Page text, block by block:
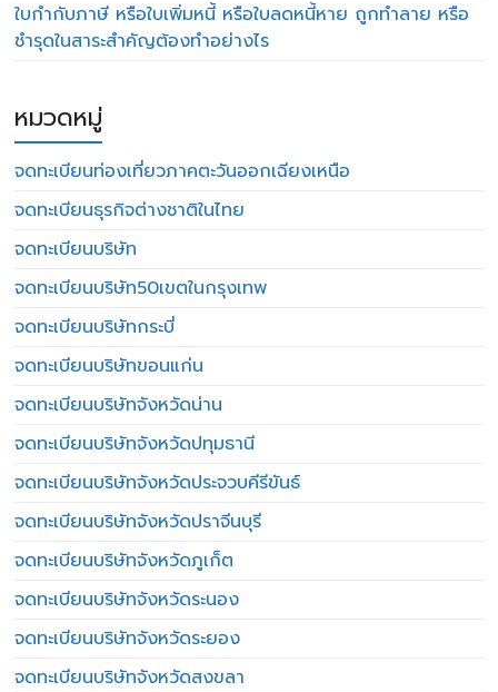
ใบกำกับภาษี หรือใบเพิ่มหนี้ หรือใบลดหนี้หาย ถูกทำลาย หรือ
ชำรุดในสาระสำคัญต้องทำอย่างไร
หมวดหมู่
จดทะเบียนท่องเที่ยวภาคตะวันออกเฉียงเหนือ
จดทะเบียนธุรกิจต่างชาติในไทย
จดทะเบียนบริษัท
จดทะเบียนบริษัท50เขตในกรุงเทพ
จดทะเบียนบริษัทกระบี่
จดทะเบียนบริษัทขอนแก่น
จดทะเบียนบริษัทจังหวัดน่าน
จดทะเบียนบริษัทจังหวัดปทุมธานี
จดทะเบียนบริษัทจังหวัดประจวบคีรีขันธ์
จดทะเบียนบริษัทจังหวัดปราจีนบุรี
จดทะเบียนบริษัทจังหวัดภูเก็ต
จดทะเบียนบริษัทจังหวัดระนอง
จดทะเบียนบริษัทจังหวัดระยอง
จดทะเบียนบริษัทจังหวัดสงขลา